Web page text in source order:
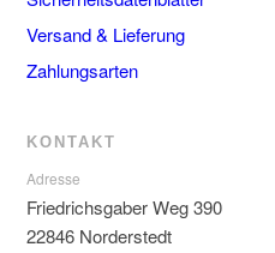
Versand & Lieferung
Zahlungsarten
KONTAKT
Adresse
Friedrichsgaber Weg 390
22846 Norderstedt